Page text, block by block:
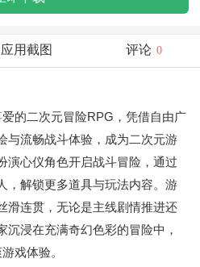
应用截图 评论 0
的二次元冒险RPG，凭借自由广
与流畅战斗体验，成为二次元游
演心仪角色开启战斗冒险，通过
，解锁更多道具与玩法内容。游
滑连贯，无论是主线剧情推进还
沉浸在充满奇幻色彩的冒险中，
戏体验。